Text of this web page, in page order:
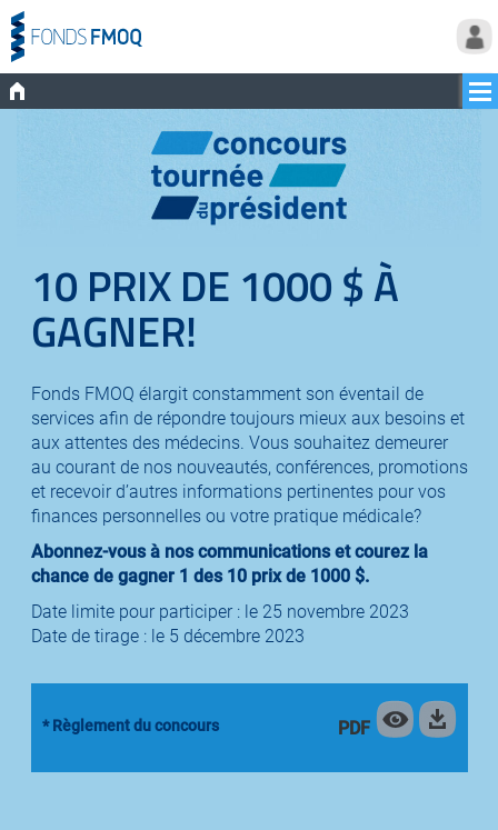
10 PRIX DE 1000 $ À
GAGNER!
Fonds FMOQ élargit constamment son éventail de
services afin de répondre toujours mieux aux besoins et
aux attentes des médecins. Vous souhaitez demeurer
au courant de nos nouveautés, conférences, promotions
et recevoir d’autres informations pertinentes pour vos
finances personnelles ou votre pratique médicale?
Abonnez-vous à nos communications et courez la
chance de gagner 1 des 10 prix de 1000 $.
Date limite pour participer : le 25 novembre 2023
Date de tirage : le 5 décembre 2023
* Règlement du concours PDF